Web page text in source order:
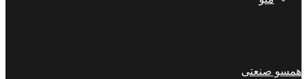
همسو صنعتی